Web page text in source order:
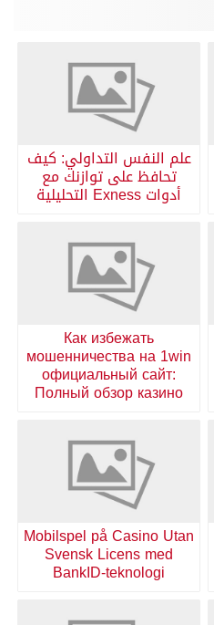
علم النفس التداولي: كيف
تحافظ على توازنك مع
أدوات Exness التحليلية
Как избежать
мошенничества на 1win
официальный сайт:
Полный обзор казино
Mobilspel på Casino Utan
Svensk Licens med
BankID-teknologi